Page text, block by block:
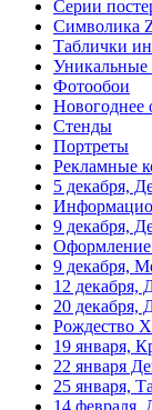
День матери
ноября)
5 декабря, День
контрнаступления
9 декабря,
борьбы с коррупцией
9 декабря, День
12 декабря, День
20 декабря, День
безопасности
Новогоднее
Рождество Христово
19 января,
22 января, День
Серии
Символика
Таблички
Уникальные
Фотообои
Новогоднее
Стенды
Портреты
Рекламные
5 декабря,
9 декабря,
Оформление
9 декабря,
12 декабря,
20 декабря,
Рождество
19 января,
22 января
25 января,